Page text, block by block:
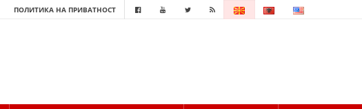
ПОЛИТИКА НА ПРИВАТНОСТ